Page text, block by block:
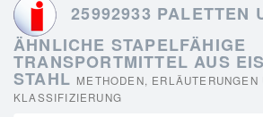
25992933 PALETTEN
ÄHNLICHE STAPELFÄHIGE
TRANSPORTMITTEL AUS
STAHL METHODEN, ERLÄUTERUNGEN
KLASSIFIZIERUNG